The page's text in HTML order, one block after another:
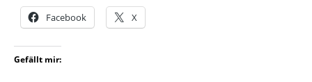
Facebook X
Gefällt mir: